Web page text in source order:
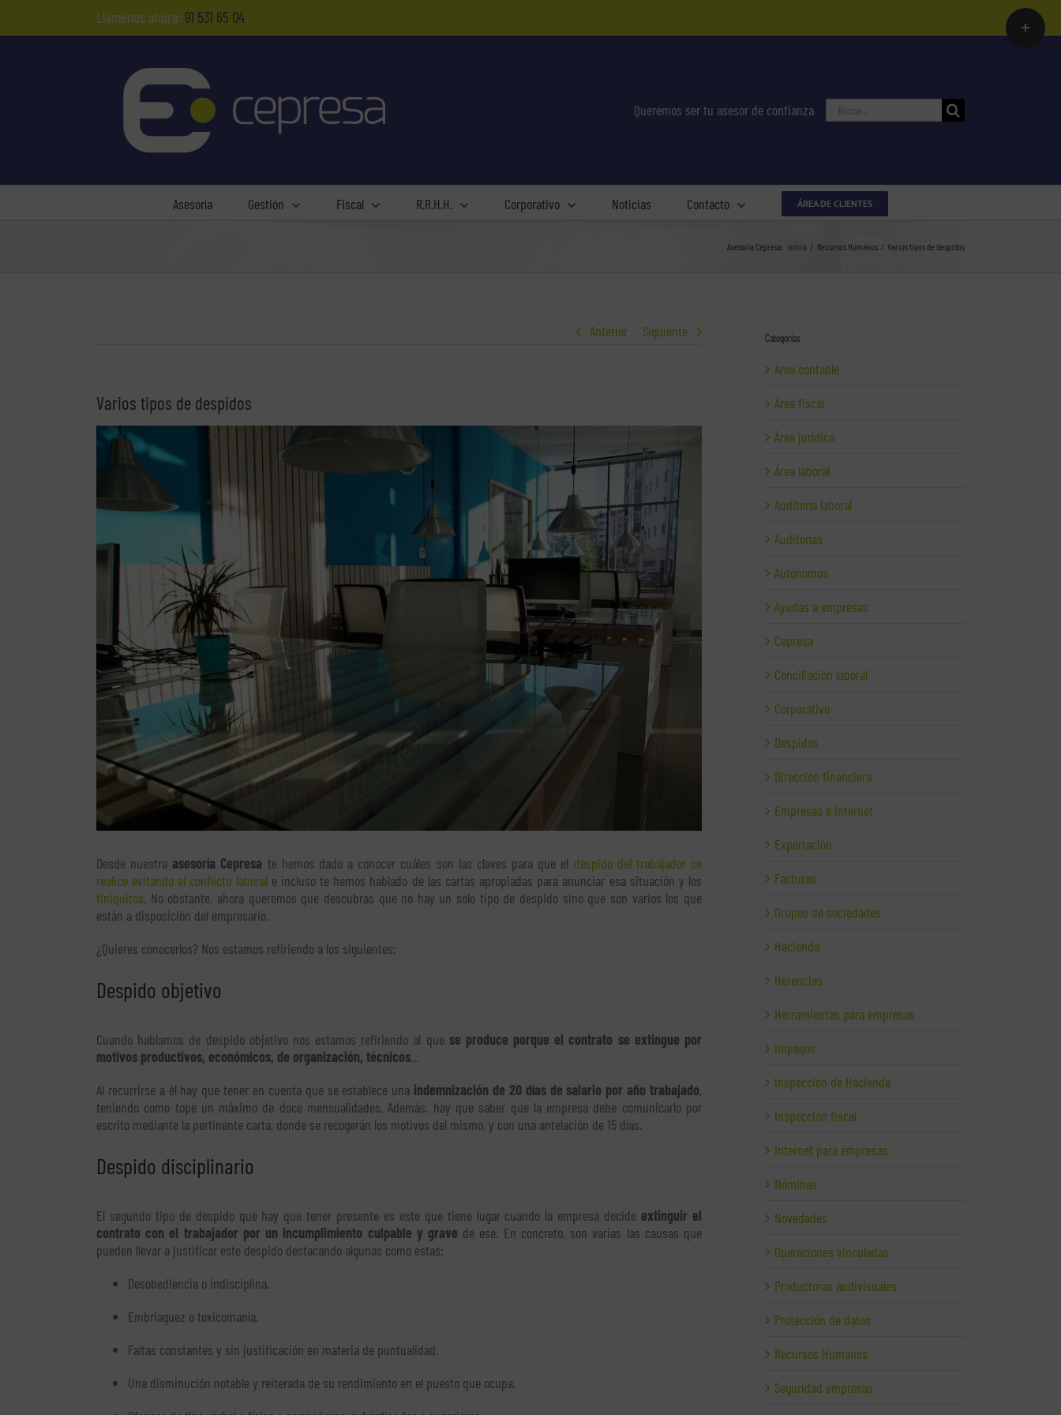
Llámenos ahora: 91 531 65 04
Queremos ser tu asesor de confianza Buscar:
Asesoría Gestión Fiscal R.R.H.H. Corporativo Noticias Contacto ÁREA DE CLIENTES
Asesoría Cepresa: Inicio Recursos Humanos Varios tipos de despidos
Anterior Siguiente
Varios tipos de despidos
Desde nuestraasesoría Cepresa te hemos dado a conocer cuáles son las claves para que el despido del trabajador se
realice evitando el conflicto laboral e incluso te hemos hablado de las cartas apropiadas para anunciar esa situación y los
finiquitos. No obstante, ahora queremos que descubras que no hay un solo tipo de despido sino que son varios los que
están a disposición del empresario.
¿Quieres conocerlos? Nos estamos refiriendo a los siguientes:
Despido objetivo
Cuando hablamos de despido objetivo nos estamos refiriendo al que se produce porque el contrato se extingue por
motivos productivos, económicos, de organización, técnicos…
Al recurrirse a él hay que tener en cuenta que se establece una indemnización de 20 días de salario por año trabajado,
teniendo como tope un máximo de doce mensualidades. Además, hay que saber que la empresa debe comunicarlo por
escrito mediante la pertinente carta, donde se recogerán los motivos del mismo, y con una antelación de 15 días.
Despido disciplinario
El segundo tipo de despido que hay que tener presente es este que tiene lugar cuando la empresa decide extinguir el
contrato con el trabajador por un incumplimiento culpable y grave de ese. En concreto, son varias las causas que
pueden llevar a justificar este despido destacando algunas como estas:
Desobediencia o indisciplina.
Embriaguez o toxicomanía.
Faltas constantes y sin justificación en materia de puntualidad.
Una disminución notable y reiterada de su rendimiento en el puesto que ocupa.
Categorías
Área contable
Área fiscal
Área jurídica
Área laboral
Auditoría laboral
Auditorías
Autónomos
Ayudas a empresas
Cepresa
Conciliación laboral
Corporativo
Despidos
Dirección financiera
Empresas e Internet
Exportación
Facturas
Grupos de sociedades
Hacienda
Herencias
Herramientas para empresas
Impagos
Inspección de Hacienda
Inspección fiscal
Internet para empresas
Nóminas
Novedades
Operaciones vinculadas
Productoras audivisuales
Protección de datos
Recursos Humanos
Seguridad empresas
Toggle
Sliding